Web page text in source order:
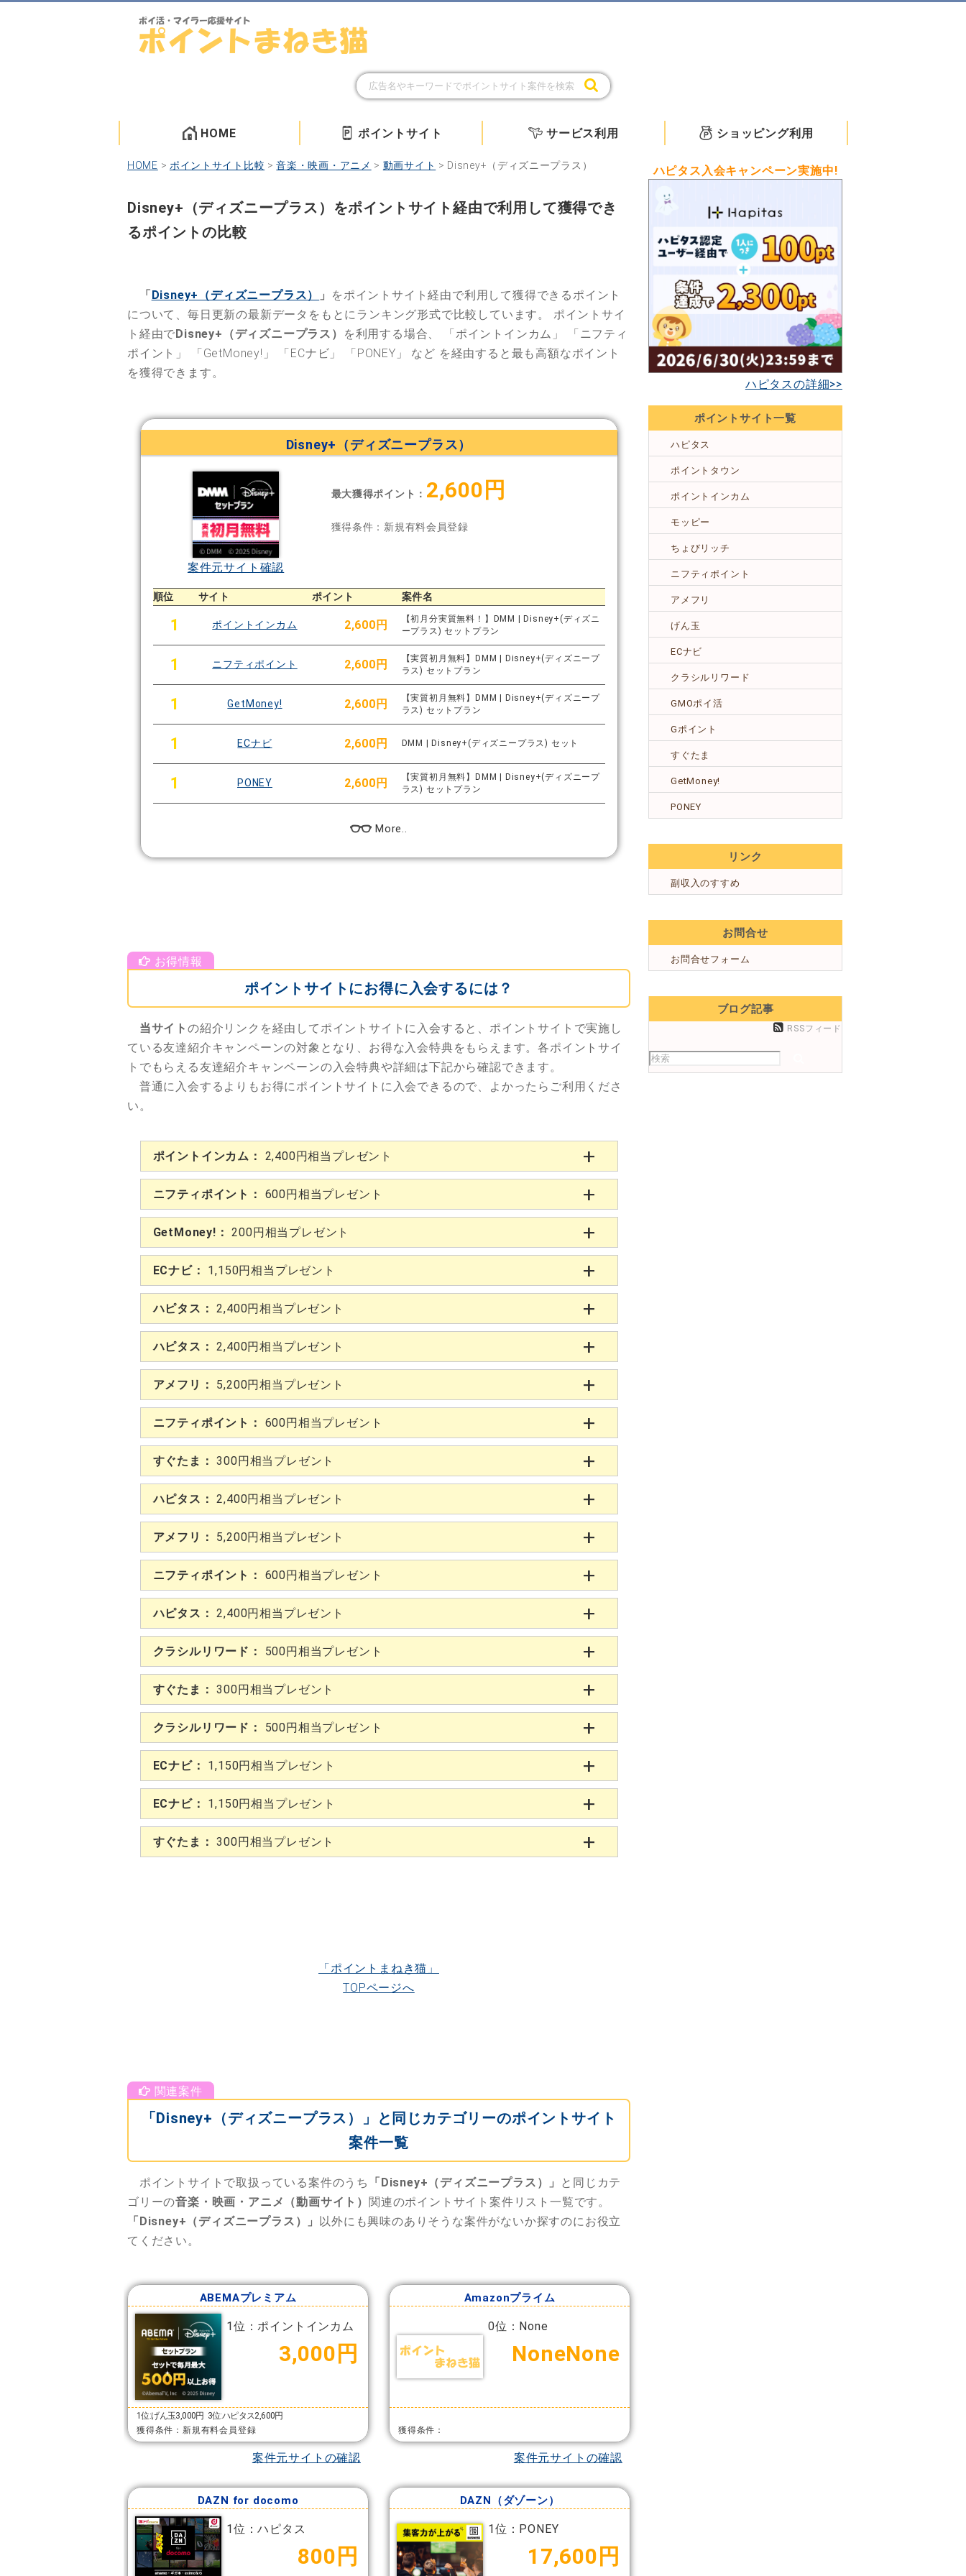
HOME ポイントサイト サービス利用 ショッピング利用
HOME > ポイントサイト比較 >音楽・映画・アニメ > 動画サイト > Disney+（ディズニープラス）
Disney+（ディズニープラス）をポイントサイト経由で利用して獲得でき
るポイントの比較
「Disney+（ディズニープラス） 」
をポイントサイト経由で利用して獲得できるポイント
について、毎日更新の最新データをもとにランキング形式で比較しています。 ポイントサイ
ト経由でDisney+（ディズニープラス） を利用する場合、 「ポイントインカム」
「ニフティ
ポイント」
「GetMoney!」 「ECナビ」 「PONEY」 など を経由すると最も高額なポイント
を獲得できます。
Disney+（ディズニープラス）
案件元サイト確認
最大獲得ポイント： 2,600円
獲得条件：新規有料会員登録
順位 サイト ポイント 案件名
1 ポイントインカム 2,600円
【初月分実質無料！】DMM | Disney+(ディズニ
ープラス) セットプラン
1 ニフティポイント 2,600円
【実質初月無料】DMM | Disney+(ディズニープ
ラス) セットプラン
1 GetMoney! 2,600円
【実質初月無料】DMM | Disney+(ディズニープ
ラス) セットプラン
1 ECナビ 2,600円 DMM | Disney+(ディズニープラス) セット
1 PONEY 2,600円
【実質初月無料】DMM | Disney+(ディズニープ
ラス) セットプラン
More..
ポイントサイトにお得に入会するには？
当サイトの紹介リンクを経由してポイントサイトに入会すると、ポイントサイトで実施し
ている友達紹介キャンペーンの対象となり、お得な入会特典をもらえます。各ポイントサイ
トでもらえる友達紹介キャンペーンの入会特典や詳細は下記から確認できます。
普通に入会するよりもお得にポイントサイトに入会できるので、よかったらご利用くださ
い。
ポイントインカム： 2,400円相当プレゼント
ニフティポイント： 600円相当プレゼント
GetMoney!： 200円相当プレゼント
ECナビ： 1,150円相当プレゼント
ハピタス： 2,400円相当プレゼント
ハピタス： 2,400円相当プレゼント
アメフリ： 5,200円相当プレゼント
ニフティポイント： 600円相当プレゼント
すぐたま： 300円相当プレゼント
ハピタス： 2,400円相当プレゼント
アメフリ： 5,200円相当プレゼント
ニフティポイント： 600円相当プレゼント
ハピタス： 2,400円相当プレゼント
クラシルリワード： 500円相当プレゼント
すぐたま： 300円相当プレゼント
クラシルリワード： 500円相当プレゼント
ECナビ： 1,150円相当プレゼント
ECナビ： 1,150円相当プレゼント
すぐたま： 300円相当プレゼント
「ポイントまねき猫」
TOPページへ
「Disney+（ディズニープラス）」と同じカテゴリーのポイントサイト
案件一覧
ポイントサイトで取扱っている案件のうち 「Disney+（ディズニープラス）」
と同じカテ
ゴリーの音楽・映画・アニメ（動画サイト） 関連のポイントサイト案件リスト一覧です。
「Disney+（ディズニープラス）」 以外にも興味のありそうな案件がないか探すのにお役立
てください。
ABEMAプレミアム
1位：ポイントインカム
3,000円
1位:げん玉3,000円 3位:ハピタス2,600円
獲得条件：新規有料会員登録
案件元サイトの確認
Amazonプライム
0位：None
NoneNone
獲得条件：
案件元サイトの確認
DAZN for docomo
1位：ハピタス
800円
DAZN（ダゾーン）
1位：PONEY
17,600円
ハピタス入会キャンペーン実施中!
ハピタスの詳細>>
ポイントサイト一覧
ハピタス
ポイントタウン
ポイントインカム
モッピー
ちょびリッチ
ニフティポイント
アメフリ
げん玉
ECナビ
クラシルリワード
GMOポイ活
Gポイント
すぐたま
GetMoney!
PONEY
リンク
副収入のすすめ
お問合せ
お問合せフォーム
ブログ記事
RSSフィード